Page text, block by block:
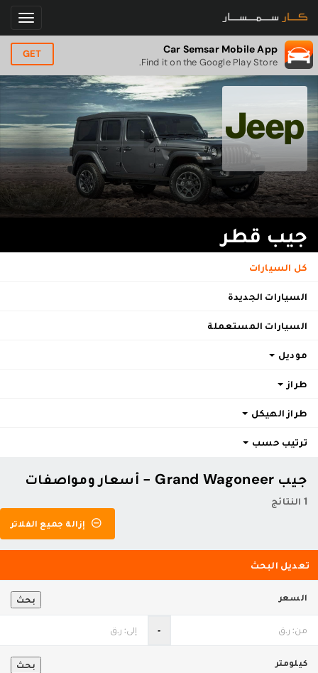
Car Semsar Mobile App
Find it on the Google Play Store.
GET
جيب قطر
كل السيارات
السيارات الجديدة
السيارات المستعملة
موديل
طراز
طراز الهيكل
ترتيب حسب
جيب Grand Wagoneer - أسعار ومواصفات
1 النتائج
إزالة جميع الفلاتر
تعديل البحث
بحث السعر
‐
بحث كيلومتر